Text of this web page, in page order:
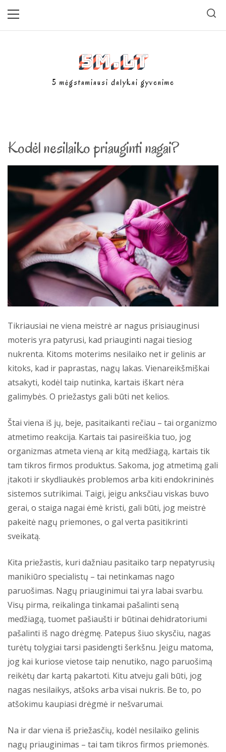
5m.lt
5 mėgstamiausi dalykai gyvenime
Kodėl nesilaiko priauginti nagai?
Tikriausiai ne viena meistrė ar nagus prisiauginusi
moteris yra patyrusi, kad priauginti nagai tiesiog
nukrenta. Kitoms moterims nesilaiko net ir gelinis ar
kitoks, kad ir paprastas, nagų lakas. Vienareikšmiškai
atsakyti, kodėl taip nutinka, kartais iškart nėra
galimybės. O priežastys gali būti net kelios.
Štai viena iš jų, beje, pasitaikanti rečiau – tai organizmo
atmetimo reakcija. Kartais tai pasireiškia tuo, jog
organizmas atmeta vieną ar kitą medžiagą, kartais tik
tam tikros firmos produktus. Sakoma, jog atmetimą gali
įtakoti ir skydliaukės problemos arba kiti endokrininės
sistemos sutrikimai. Taigi, jeigu anksčiau viskas buvo
gerai, o staiga nagai ėmė kristi, gali būti, jog meistrė
pakeitė nagų priemones, o gal verta pasitikrinti
sveikatą.
Kita priežastis, kuri dažniau pasitaiko tarp nepatyrusių
manikiūro specialistų – tai netinkamas nago
paruošimas. Nagų priauginimui tai yra labai svarbu.
Visų pirma, reikalinga tinkamai pašalinti seną
medžiagą, tuomet pašiaušti ir būtinai dehidratoriumi
pašalinti iš nago drėgmę. Patepus šiuo skysčiu, nagas
turėtų tolygiai tarsi pasidengti šerkšnu. Jeigu matoma,
jog kai kuriose vietose taip nenutiko, nago paruošimą
reikėtų dar kartą pakartoti. Kitu atveju gali būti, jog
nagas nesilaikys, atšoks arba visai nukris. Be to, po
atšokimu kaupiasi drėgmė ir nešvarumai.
Na ir dar viena iš priežasčių, kodėl nesilaiko gelinis
nagų priauginimas – tai tam tikros firmos priemonės.